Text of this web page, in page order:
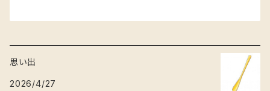
思い出
2026/4/27